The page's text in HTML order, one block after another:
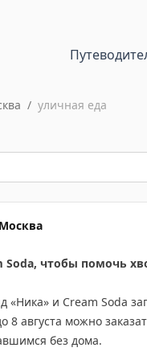
/ уличная еда
Soda, чтобы помочь
«Ника» и Cream Soda
8 августа можно
без дома.